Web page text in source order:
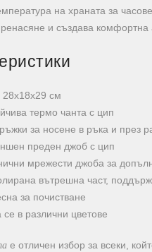
на храната за
и създава
см
термо чанта с цип
за носене в ръка и през
преден джоб с цип
мрежести джоба за
вътрешна част,
за почистване
се в различни цветове
е отличен избор за всеки,